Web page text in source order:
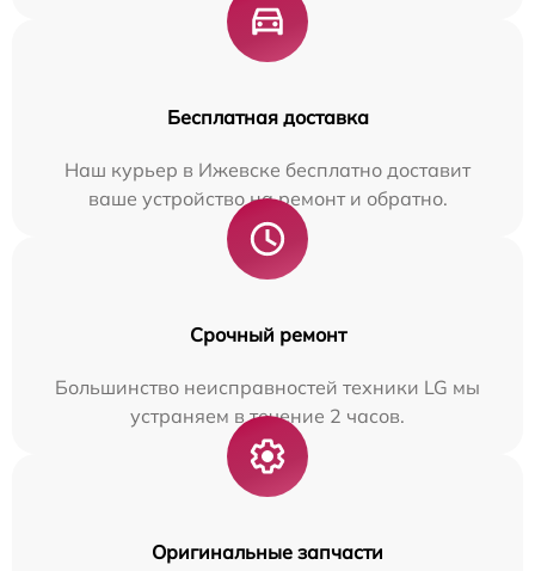
Бесплатная доставка
Наш курьер в Ижевске бесплатно доставит
ваше устройство на ремонт и обратно.
Срочный ремонт
Большинство неисправностей техники LG мы
устраняем в течение 2 часов.
Оригинальные запчасти